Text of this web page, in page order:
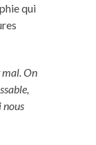
qui
On
nous